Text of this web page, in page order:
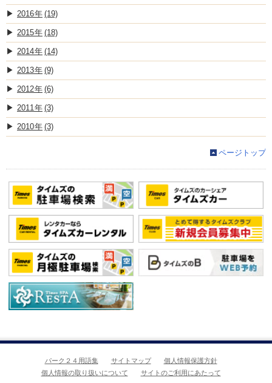
2016 (19)
2015 (18)
2014 (14)
2013 (9)
2012 (6)
2011 (3)
2010 (3)
ページトップ
パーク２４用語集 サイトマップ
個人情報保護方針
個人情報の取り扱いについて
サイトのご利用にあたって